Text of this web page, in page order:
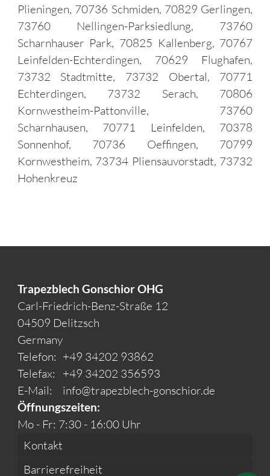
Plieningen, 70736 Schmiden, 70829 Gerlingen,
73760 Nellingen-Parksiedlung, 73760
Scharnhauser Park, 70825 Kallenberg, 70767
Leinfelden-Echterdingen, 70629 Flughafen,
73732 Stadtmitte, 73732 Obertal, 70771
Echterdingen, 73732 Serach, 70806
Kornwestheim-Pattonville, 73760
Scharnhausen, 70771 Leinfelden, 70378
Sonnenhof, 70736 Oeffingen, 70799
Kornwestheim, 73734 Pliensauvorstadt, 73732
Hohenkreuz
Trapezblech Gonschior OHG
Carl-Friedrich-Benz-Straße 12
04509 Delitzsch
Germany
Telefon: +49 34202 93862
Telefax:
+49 34202 356593
E-Mail:
info@trapezblech-gonschior.de
Öffnungszeiten:
Mo - Fr: 7:30 - 16:00 Uhr
Kontakt
Barrierefreiheit